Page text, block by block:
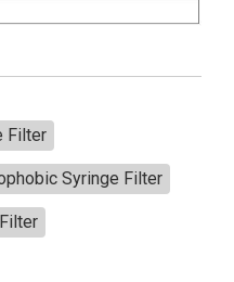
Filter
Syringe Filter